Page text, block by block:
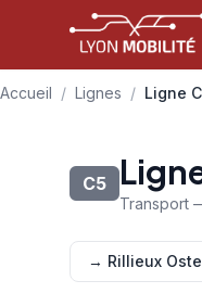
Aller au contenu
Accueil / Lignes / Ligne
C5
Transport
→ Rillieux